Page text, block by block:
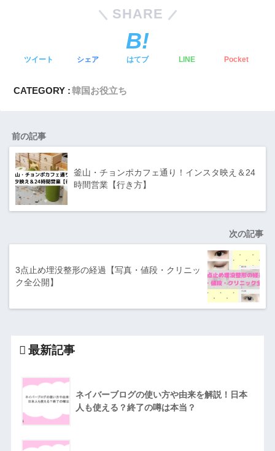
SHARE
ツイート シェア はてブ LINE Pocket
CATEGORY :韓国お役立ち
前の記事
釜山・チョンポカフェ通り！インスタ映え＆24
時間営業【行き方】
次の記事
3点止め埋没整形の経過【写真・値段・クリニッ
ク全公開】
最新記事
ネイバーブログの使い方や由来を解説！日本
人も使える？終了の噂は本当？